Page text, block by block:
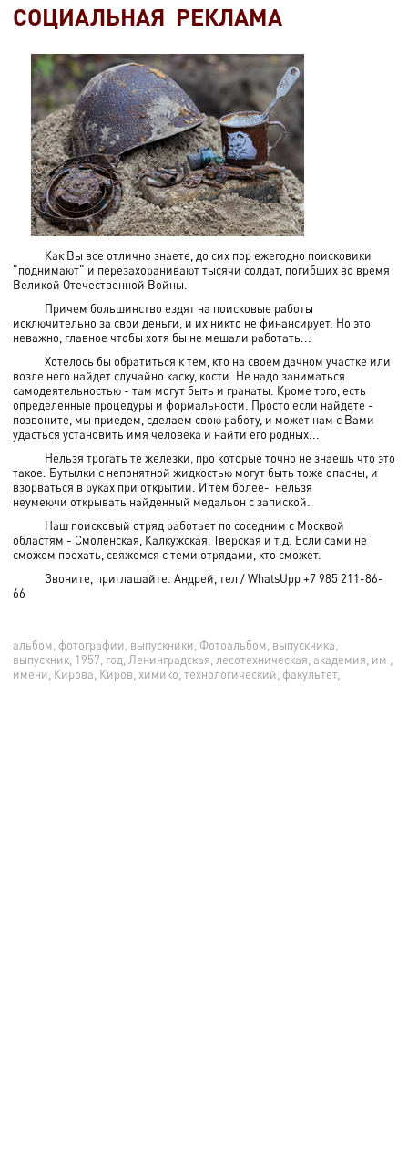
СОЦИАЛЬНАЯ РЕКЛАМА
Как Вы все отлично знаете, до сих пор ежегодно поисковики
"поднимают" и перезахоранивают тысячи солдат, погибших во время
Великой Отечественной Войны.
Причем большинство ездят на поисковые работы
исключительно за свои деньги, и их никто не финансирует. Но это
неважно, главное чтобы хотя бы не мешали работать...
Хотелось бы обратиться к тем, кто на своем дачном участке или
возле него найдет случайно каску, кости. Не надо заниматься
самодеятельностью - там могут быть и гранаты. Кроме того, есть
определенные процедуры и формальности. Просто если найдете -
позвоните, мы приедем, сделаем свою работу, и может нам с Вами
удасться установить имя человека и найти его родных...
Нельзя трогать те железки, про которые точно не знаешь что это
такое. Бутылки с непонятной жидкостью могут быть тоже опасны, и
взорваться в руках при открытии. И тем более- нельзя
неумеючи открывать найденный медальон с запиской.
Наш поисковый отряд работает по соседним с Москвой
областям - Смоленская, Калкужская, Тверская и т.д. Если сами не
сможем поехать, свяжемся с теми отрядами, кто сможет.
Звоните, приглашайте. Андрей, тел / WhatsUpp +7 985 211-86-
66
альбом, фотографии, выпускники, Фотоальбом, выпускника,
выпускник, 1957, год, Ленинградская, лесотехническая, академия, им ,
имени, Кирова, Киров, химико, технологический, факультет,